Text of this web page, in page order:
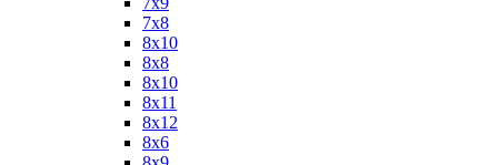
7х8
8x10
8x8
8х10
8х11
8х12
8х6